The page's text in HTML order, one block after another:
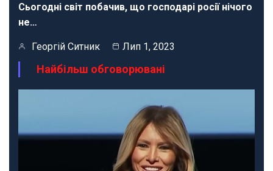
Сьогодні світ побачив, що господарі росії нічого
не…
Георгій Ситник Лип 1, 2023
Найбільш обговорювані